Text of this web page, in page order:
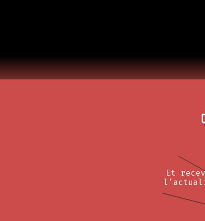
Et